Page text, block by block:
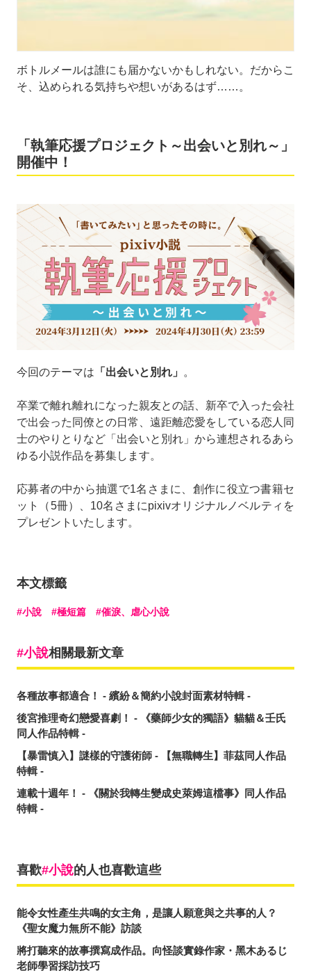
ボトルメールは誰にも届かないかもしれない。だからこ
そ、込められる気持ちや想いがあるはず……。
「執筆応援プロジェクト～出会いと別れ～」
開催中！
今回のテーマは 「出会いと別れ」 。
卒業で離れ離れになった親友との話、新卒で入った会社
で出会った同僚との日常、遠距離恋愛をしている恋人同
士のやりとりなど「出会いと別れ」から連想されるあら
ゆる小説作品を募集します。
応募者の中から抽選で1名さまに、創作に役立つ書籍セ
ット（5冊）、10名さまにpixivオリジナルノベルティを
プレゼントいたします。
本文標籤
小說 極短篇 催淚、虐心小說
小說相關最新文章
各種故事都適合！ - 繽紛＆簡約小說封面素材特輯 -
後宮推理奇幻戀愛喜劇！ - 《藥師少女的獨語》貓貓＆壬氏
同人作品特輯 -
【暴雷慎入】謎樣的守護術師 - 【無職轉生】菲茲同人作品
特輯 -
連載十週年！ - 《關於我轉生變成史萊姆這檔事》同人作品
特輯 -
喜歡 小說的人也喜歡這些
能令女性產生共鳴的女主角，是讓人願意與之共事的人？
《聖女魔力無所不能》訪談
將打聽來的故事撰寫成作品。向怪談實錄作家・黑木あるじ
老師學習採訪技巧